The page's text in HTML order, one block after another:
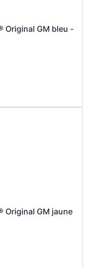
Original GM bleu -
Original GM jaune